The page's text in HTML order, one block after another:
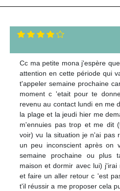
Cc ma petite mona j'espère
attention en cette période qui
t'appeler semaine prochaine
moment c 'etait pour te
revenu au contact lundi en me
la plage et la jeudi hier me
m'ennuies pas trop et me dit
voir) vu la situation je n'ai pas
un peu inconscient après on
semaine prochaine ou plus
maison et dormir avec lui)
et faire un aller retour c 'est
t'il réussir a me proposer cela